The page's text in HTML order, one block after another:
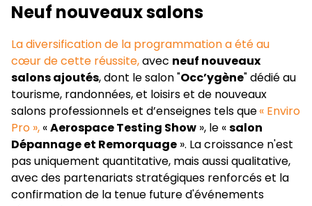
Neuf nouveaux salons
La diversification de la programmation a été au
cœur de cette réussite,avec neuf nouveaux
salons ajoutés, dont le salon "Occ’ygène" dédié au
tourisme, randonnées, et loisirs et de nouveaux
salons professionnels et d’enseignes tels que« Enviro
Pro », «Aerospace Testing Show », le «salon
Dépannage et Remorquage ». La croissance n'est
pas uniquement quantitative, mais aussi qualitative,
avec des partenariats stratégiques renforcés et la
confirmation de la tenue future d'événements